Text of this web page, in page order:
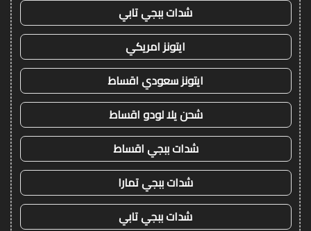
شدات ببجي تابي
ايتونز امريكي
ايتونز سعودي اقساط
شحن يلا لودو اقساط
شدات ببجي اقساط
شدات ببجي تمارا
شدات ببجي تابي